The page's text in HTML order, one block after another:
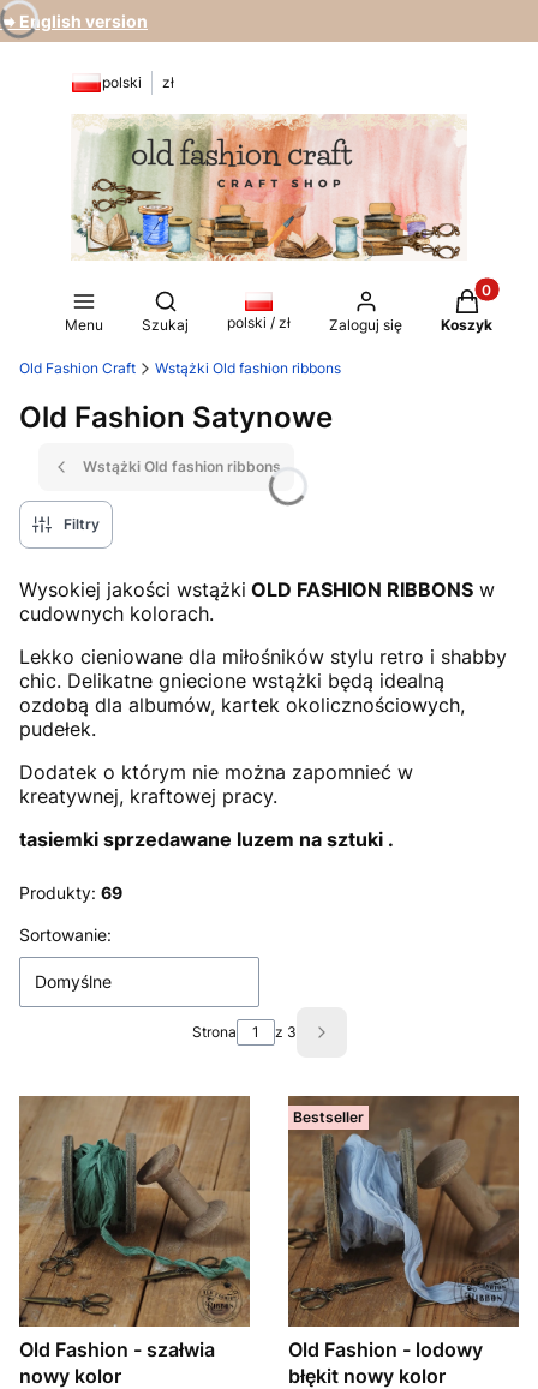
➡️ English version
polski zł
Menu
Otwórz wyszukiwarkę
Szukaj polski / zł Zaloguj się
Produkty
Koszyk
Old Fashion Craft Wstążki Old fashion ribbons
Old Fashion Satynowe
Wstążki Old fashion ribbons
Filtry
Wysokiej jakości wstążki OLD FASHION RIBBONS w
cudownych kolorach.
Lekko cieniowane dla miłośników stylu retro i shabby
chic. Delikatne gniecione wstążki będą idealną
ozdobą dla albumów, kartek okolicznościowych,
pudełek.
Dodatek o którym nie można zapomnieć w
kreatywnej, kraftowej pracy.
tasiemki sprzedawane luzem na sztuki .
Produkty: 69
Lista produktów
Sortowanie:
Domyślne
Strona z 3 Następne produkty
Old Fashion - szałwia
nowy kolor
Bestseller
Old Fashion - lodowy
błękit nowy kolor